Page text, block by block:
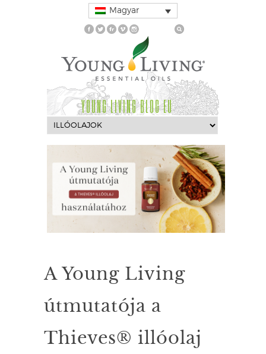
Magyar
YOUNG LIVING BLOG EU
A Young Living
útmutatója a
Thieves® illóolaj